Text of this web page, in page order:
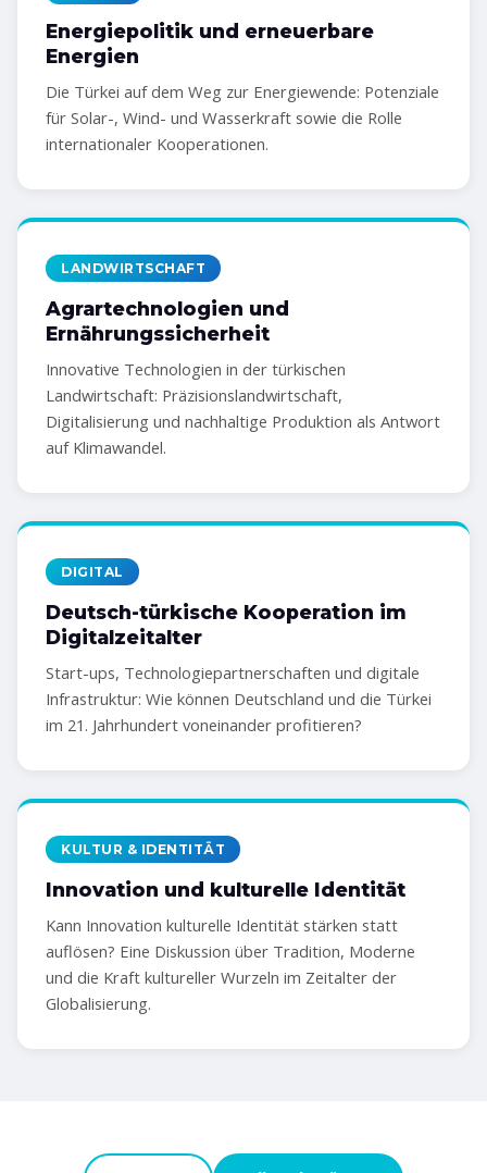
Energiepolitik und erneuerbare
Energien
Die Türkei auf dem Weg zur Energiewende: Potenziale
für Solar-, Wind- und Wasserkraft sowie die Rolle
internationaler Kooperationen.
LANDWIRTSCHAFT
Agrartechnologien und
Ernährungssicherheit
Innovative Technologien in der türkischen
Landwirtschaft: Präzisionslandwirtschaft,
Digitalisierung und nachhaltige Produktion als Antwort
auf Klimawandel.
DIGITAL
Deutsch-türkische Kooperation im
Digitalzeitalter
Start-ups, Technologiepartnerschaften und digitale
Infrastruktur: Wie können Deutschland und die Türkei
im 21. Jahrhundert voneinander profitieren?
KULTUR & IDENTITÄT
Innovation und kulturelle Identität
Kann Innovation kulturelle Identität stärken statt
auflösen? Eine Diskussion über Tradition, Moderne
und die Kraft kultureller Wurzeln im Zeitalter der
Globalisierung.